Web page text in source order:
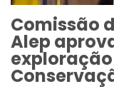
Comissão
Alep